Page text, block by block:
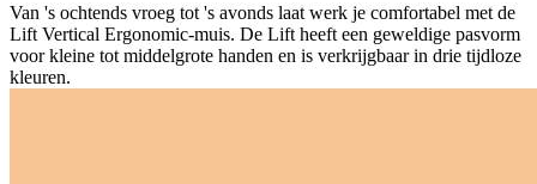
Van 's ochtends vroeg tot 's avonds laat werk je comfortabel met de
Lift Vertical Ergonomic-muis. De Lift heeft een geweldige pasvorm
voor kleine tot middelgrote handen en is verkrijgbaar in drie tijdloze
kleuren.